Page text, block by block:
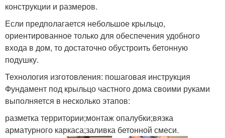
конструкции и размеров.
Если предполагается небольшое крыльцо,
ориентированное только для обеспечения удобного
входа в дом, то достаточно обустроить бетонную
подушку.
Технология изготовления: пошаговая инструкция
Фундамент под крыльцо частного дома своими руками
выполняется в несколько этапов:
разметка территории;монтаж опалубки;вязка
арматурного каркаса;заливка бетонной смеси.